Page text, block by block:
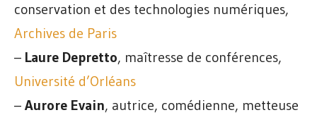
conservation et des technologies numériques,
Archives de Paris
– Laure Depretto, maîtresse de conférences,
Université d’Orléans
– Aurore Evain, autrice, comédienne, metteuse